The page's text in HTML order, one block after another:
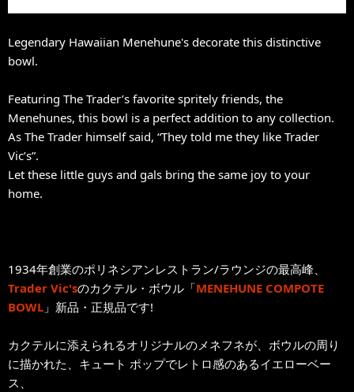
Legendary Hawaiian Menehune's decorate this distinctive
bowl.
Featuring The Trader’s favorite spritely friends, the
Menehunes, this bowl is a perfect addition to any collection.
As The Trader himself said, “They told me they like Trader
Vic’s”.
Let these little guys and gals bring the same joy to your
home.
1934年創業のポリネシアンレストラン/ラウンジの最高峰、
Trader Vic'sのカクテル・ボウル「MENEHUNE COMPOTE
BOWL 」新品・正規品です!
カクテルに添えられるオリジナルのメネフネが、ボウルの周り
に描かれた、キュート ポップでレトロ感のあるイエローベー
ス、